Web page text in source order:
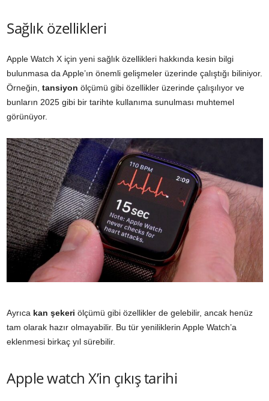
Sağlık özellikleri
Apple Watch X için yeni sağlık özellikleri hakkında kesin bilgi
bulunmasa da Apple’ın önemli gelişmeler üzerinde çalıştığı biliniyor.
Örneğin, tansiyon ölçümü gibi özellikler üzerinde çalışılıyor ve
bunların 2025 gibi bir tarihte kullanıma sunulması muhtemel
görünüyor.
Ayrıca kan şekeri ölçümü gibi özellikler de gelebilir, ancak henüz
tam olarak hazır olmayabilir. Bu tür yeniliklerin Apple Watch’a
eklenmesi birkaç yıl sürebilir.
Apple watch X’in çıkış tarihi